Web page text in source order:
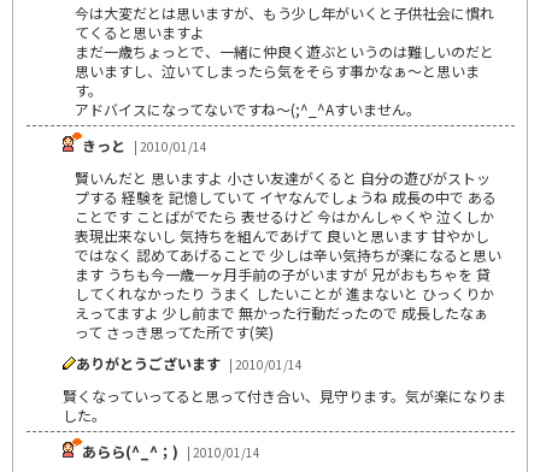
今は大変だとは思いますが、もう少し年がいくと子供社会に慣れ
てくると思いますよ
まだ一歳ちょっとで、一緒に仲良く遊ぶというのは難しいのだと
思いますし、泣いてしまったら気をそらす事かなぁ～と思いま
す。
アドバイスになってないですね～(;^_^Aすいません。
きっと
| 2010/01/14
賢いんだと 思いますよ 小さい友達がくると 自分の遊びがストッ
プする 経験を 記憶していて イヤなんでしょうね 成長の中で ある
ことです ことばがでたら 表せるけど 今はかんしゃくや 泣くしか
表現出来ないし 気持ちを組んであげて 良いと思います 甘やかし
ではなく 認めてあげることで 少しは辛い気持ちが楽になると思い
ます うちも今一歳一ヶ月手前の子がいますが 兄がおもちゃを 貸
してくれなかったり うまく したいことが 進まないと ひっくりか
えってますよ 少し前まで 無かった行動だったので 成長したなぁ
って さっき思ってた所です(笑)
ありがとうございます | 2010/01/14
賢くなっていってると思って付き合い、見守ります。気が楽になりま
した。
あらら(^_^；) | 2010/01/14